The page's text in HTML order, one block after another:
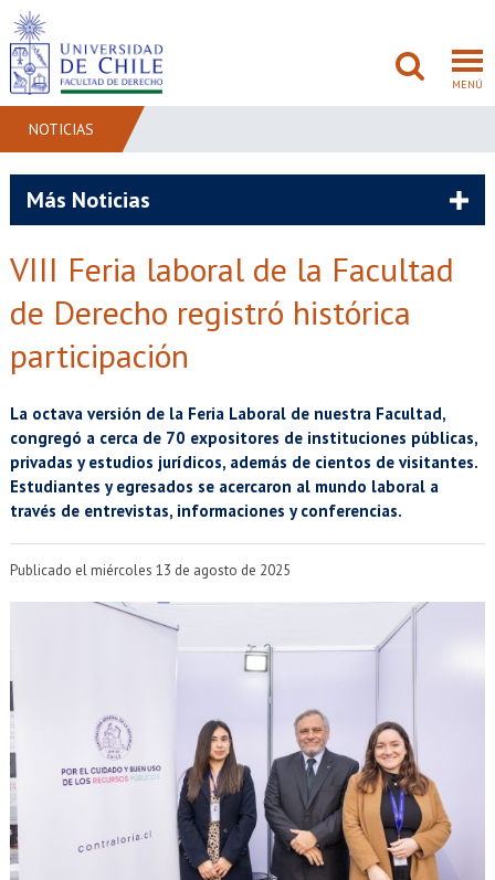
MENÚ
BIBLIOTECAS
EXTENSIÓN
Académicos Estudiantes
Egresados Funcionarios
NOTICIAS
Más Noticias
VIII Feria laboral de la Facultad
de Derecho registró histórica
participación
La octava versión de la Feria Laboral de nuestra Facultad,
congregó a cerca de 70 expositores de instituciones públicas,
privadas y estudios jurídicos, además de cientos de visitantes.
Estudiantes y egresados se acercaron al mundo laboral a
través de entrevistas, informaciones y conferencias.
Publicado el miércoles 13 de agosto de 2025